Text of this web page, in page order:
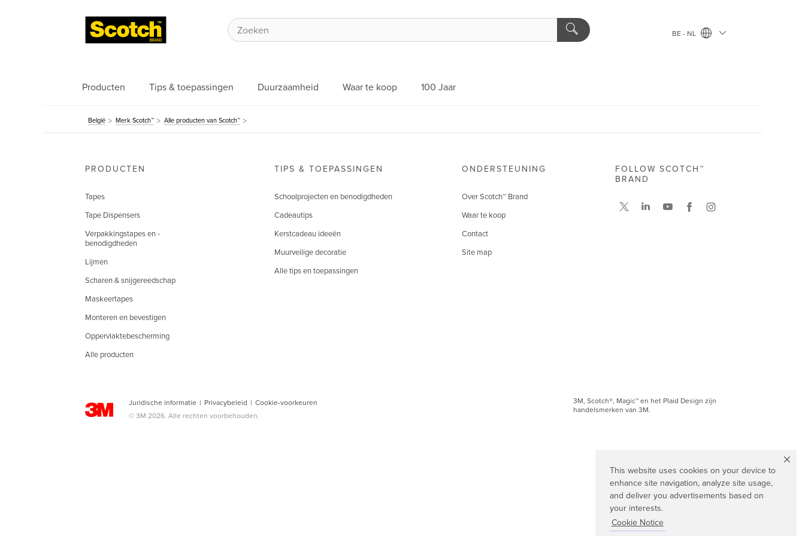
This website uses cookies on your device to
enhance site navigation, analyze site usage,
and deliver you advertisements based on
your interests.
Cookie Notice
BE - NL
Producten Tips & toepassingen Duurzaamheid Waar te koop 100 Jaar
België Merk Scotch™ Alle producten van Scotch™
PRODUCTEN
Tapes
Tape Dispensers
Verpakkingstapes en -
benodigdheden
Lijmen
Scharen & snijgereedschap
Maskeertapes
Monteren en bevestigen
Oppervlaktebescherming
Alle producten
TIPS & TOEPASSINGEN
Schoolprojecten en benodigdheden
Cadeautips
Kerstcadeau ideeën
Muurveilige decoratie
Alle tips en toepassingen
ONDERSTEUNING
Over Scotch™ Brand
Waar te koop
Contact
Site map
Juridische informatie | Privacybeleid | Cookie-voorkeuren
© 3M 2026. Alle rechten voorbehouden.
FOLLOW SCOTCH™
BRAND
3M, Scotch®, Magic™ en het Plaid Design zijn
handelsmerken van 3M.